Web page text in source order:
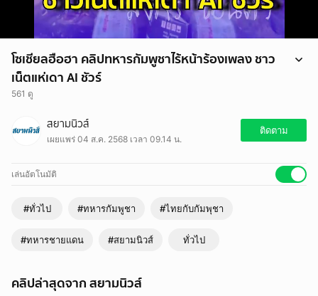
โซเชียลฮือฮา คลิปทหารกัมพูชาไร้หน้าร้องเพลง ชาว
เน็ตแห่เดา AI ชัวร์
561 ดู
สยามนิวส์
เผยแพร่ 04 ส.ค. 2568 เวลา 09.14 น.
ติดตาม
เล่นอัตโนมัติ
#ทั่วไป #ทหารกัมพูชา #ไทยกับกัมพุชา
#ทหารชายแดน #สยามนิวส์ ทั่วไป
คลิปล่าสุดจาก สยามนิวส์